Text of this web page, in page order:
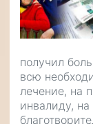
получил
всю
лечение, на
инвалиду,